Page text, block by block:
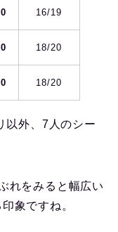
16/19
18/20
18/20
以外、7人のシー
れをみると幅広い
象ですね。